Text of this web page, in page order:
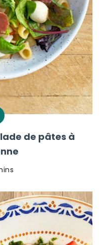
de pâtes à